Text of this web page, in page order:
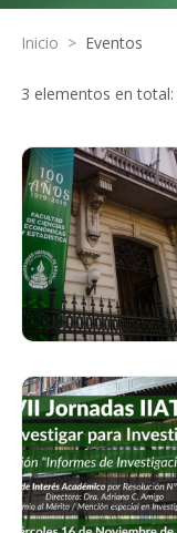
Inicio > Eventos
3 elementos en total: